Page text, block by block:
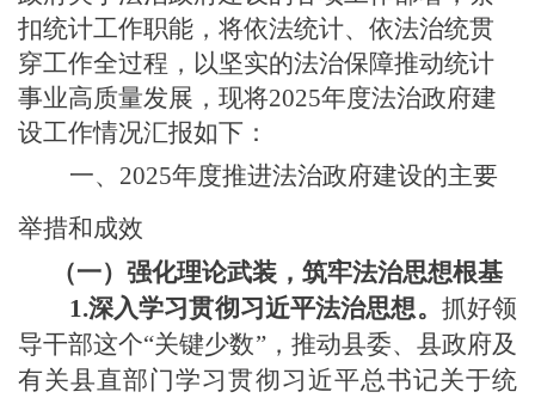
扣统计工作职能，将依法统计、依法治统贯
穿工作全过程，以坚实的法治保障推动统计
事业高质量发展，现将2025年度法治政府建
设工作情况汇报如下：
一、 2025年度推进法治政府建设的主要
举措和成效
（一）强化理论武装，筑牢法治思想根基
1.深入学习贯彻习近平法治思想。 抓好领
导干部这个“关键少数”，推动县委、县政府及
有关县直部门学习贯彻习近平总书记关于统